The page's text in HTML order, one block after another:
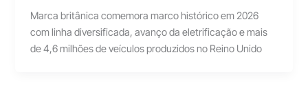
Marca britânica comemora marco histórico em 2026
com linha diversificada, avanço da eletrificação e mais
de 4,6 milhões de veículos produzidos no Reino Unido